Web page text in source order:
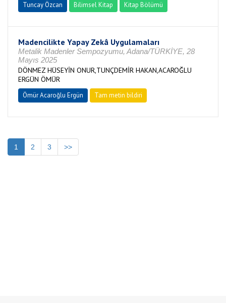
Tuncay Özcan Bilimsel Kitap Kitap Bölümü
Madencilikte Yapay Zekâ Uygulamaları
Metalik Madenler Sempozyumu, Adana/TÜRKİYE, 28
Mayıs 2025
DÖNMEZ HÜSEYİN ONUR,TUNÇDEMİR HAKAN,ACAROĞLU
ERGÜN ÖMÜR
Ömür Acaroğlu Ergün Tam metin bildiri
1 2 3 >>